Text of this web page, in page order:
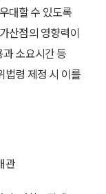
대할 수 있도록
산점의 영향력이
소요시간 등
법령 제정 시 이를
관